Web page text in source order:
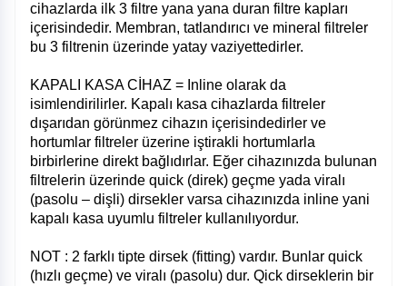
cihazlarda ilk 3 filtre yana yana duran filtre kapları
içerisindedir. Membran, tatlandırıcı ve mineral filtreler
bu 3 filtrenin üzerinde yatay vaziyettedirler.
KAPALI KASA CİHAZ = Inline olarak da
isimlendirilirler. Kapalı kasa cihazlarda filtreler
dışarıdan görünmez cihazın içerisindedirler ve
hortumlar filtreler üzerine iştirakli hortumlarla
birbirlerine direkt bağlıdırlar. Eğer cihazınızda bulunan
filtrelerin üzerinde quick (direk) geçme yada viralı
(pasolu – dişli) dirsekler varsa cihazınızda inline yani
kapalı kasa uyumlu filtreler kullanılıyordur.
NOT : 2 farklı tipte dirsek (fitting) vardır. Bunlar quick
(hızlı geçme) ve viralı (pasolu) dur. Qick dirseklerin bir